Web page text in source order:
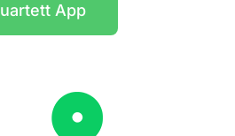
App